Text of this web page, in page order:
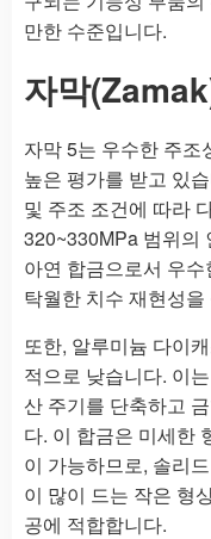
만한 수준입니다.
자막
자막 5는 우수한 주조
높은 평가를 받고 있
및 주조 조건에 따라
320~330MPa 범위의
아연 합금으로서 우
탁월한 치수 재현성
또한, 알루미늄 다이
적으로 낮습니다. 이
산 주기를 단축하고
다. 이 합금은 미세한
이 가능하므로, 솔리
이 많이 드는 작은 형
공에 적합합니다.